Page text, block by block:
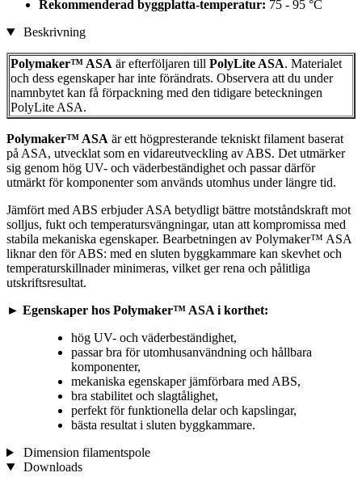
Rekommenderad byggplatta-temperatur: 75 - 95 °C
Beskrivning
Polymaker™ ASA är efterföljaren till PolyLite ASA. Materialet
och dess egenskaper har inte förändrats. Observera att du under
namnbytet kan få förpackning med den tidigare beteckningen
PolyLite ASA.
Polymaker™ ASA är ett högpresterande tekniskt filament baserat
på ASA, utvecklat som en vidareutveckling av ABS. Det utmärker
sig genom hög UV- och väderbeständighet och passar därför
utmärkt för komponenter som används utomhus under längre tid.
Jämfört med ABS erbjuder ASA betydligt bättre motståndskraft mot
solljus, fukt och temperatursvängningar, utan att kompromissa med
stabila mekaniska egenskaper. Bearbetningen av Polymaker™ ASA
liknar den för ABS: med en sluten byggkammare kan skevhet och
temperaturskillnader minimeras, vilket ger rena och pålitliga
utskriftsresultat.
► Egenskaper hos Polymaker™ ASA i korthet:
hög UV- och väderbeständighet,
passar bra för utomhusanvändning och hållbara
komponenter,
mekaniska egenskaper jämförbara med ABS,
bra stabilitet och slagtålighet,
perfekt för funktionella delar och kapslingar,
bästa resultat i sluten byggkammare.
Dimension filamentspole
Downloads